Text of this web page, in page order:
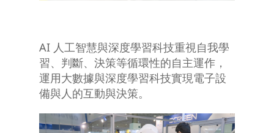
AI 人工智慧與深度學習科技重視自我學
習、判斷、決策等循環性的自主運作，
運用大數據與深度學習科技實現電子設
備與人的互動與決策。